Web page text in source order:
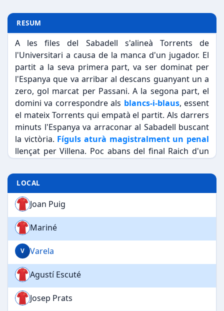
RESUM
A les files del Sabadell s'alineà Torrents de
l'Universitari a causa de la manca d'un jugador. El
partit a la seva primera part, va ser dominat per
l'Espanya que va arribar al descans guanyant un a
zero, gol marcat per Passani. A la segona part, el
domini va correspondre als blancs-i-blaus, essent
el mateix Torrents qui empatà el partit. Als darrers
minuts l'Espanya va arraconar al Sabadell buscant
la victòria. Fíguls aturà magistralment un penal
llençat per Villena. Poc abans del final Raich d'un
LOCAL
Joan Puig
Mariné
V Varela
Agustí Escuté
Josep Prats